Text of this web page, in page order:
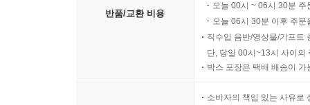
반품/교환 비용
오늘 00시 ~ 06시 30분
오늘 06시 30분 이후 주
직수입 음반/영상물/기프트
단, 당일 00시~13시 사이의
박스 포장은 택배 배송이
소비자의 책임 있는 사유로